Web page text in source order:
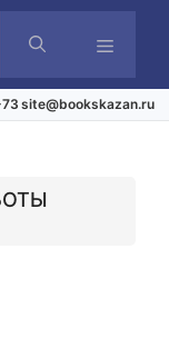
карты
site@bookskazan.ru